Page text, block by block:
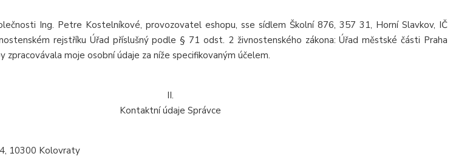
Ing. Petre Kostelníkové, provozovatel eshopu, sse sídlem Školní 876, 357 31, Horní Slavkov, IČ
rejstříku Úřad příslušný podle § 71 odst. 2 živnostenského zákona: Úřad městské části Praha
zpracovávala moje osobní údaje za níže specifikovaným účelem.
II.
Kontaktní údaje Správce
10300 Kolovraty